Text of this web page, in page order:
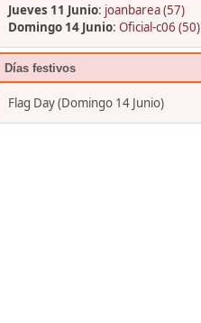
Jueves 11 Junio: joanbarea (57)
Domingo 14 Junio: Oficial-c06 (50)
Días festivos
Flag Day (Domingo 14 Junio)